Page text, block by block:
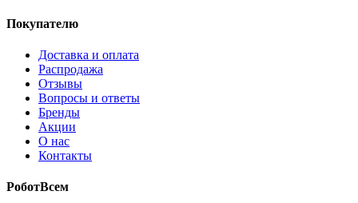
Покупателю
Доставка и оплата
Распродажа
Отзывы
Вопросы и ответы
Бренды
Акции
О нас
Контакты
РоботВсем